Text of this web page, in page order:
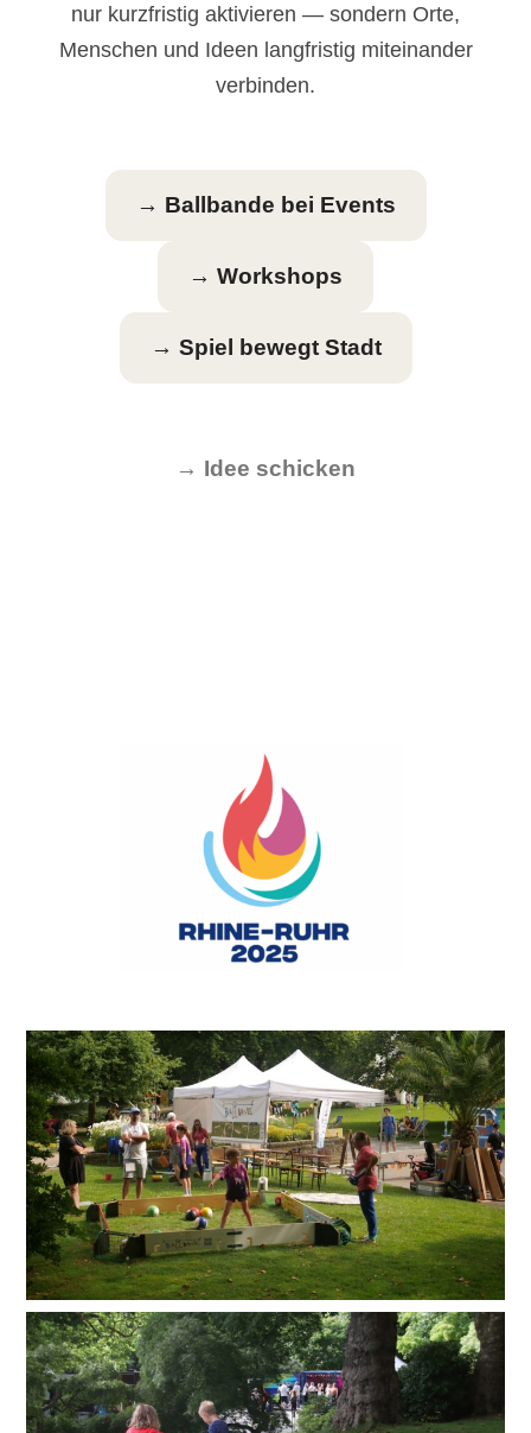
nur kurzfristig aktivieren — sondern Orte,
Menschen und Ideen langfristig miteinander
verbinden.
→ Ballbande bei Events
→ Workshops
→ Spiel bewegt Stadt
→ Idee schicken